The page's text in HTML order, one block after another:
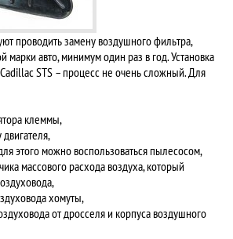
проводить замену воздушного фильтра,
марки авто, минимум один раз в год. Установка
STS – процесс не очень сложный. Для
клеммы,
этого можно воспользоваться пылесосом,
массового расхода воздуха, который
хомуты,
от дросселя и корпуса воздушного